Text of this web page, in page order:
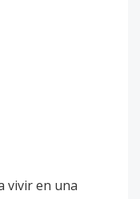
vivir en una